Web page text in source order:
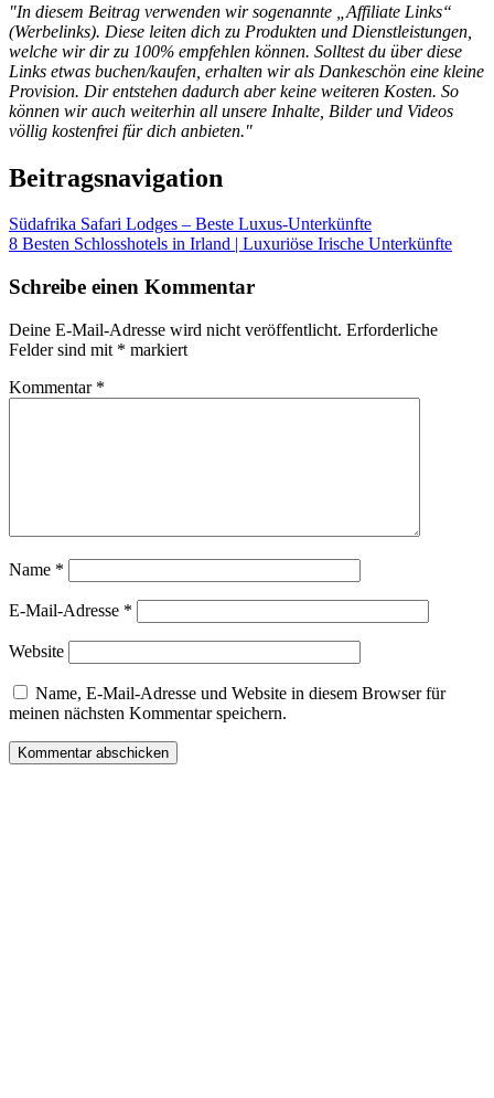
"In diesem Beitrag verwenden wir sogenannte „Affiliate Links“
(Werbelinks). Diese leiten dich zu Produkten und Dienstleistungen,
welche wir dir zu 100% empfehlen können. Solltest du über diese
Links etwas buchen/kaufen, erhalten wir als Dankeschön eine kleine
Provision. Dir entstehen dadurch aber keine weiteren Kosten. So
können wir auch weiterhin all unsere Inhalte, Bilder und Videos
völlig kostenfrei für dich anbieten."
Beitragsnavigation
Südafrika Safari Lodges – Beste Luxus-Unterkünfte
8 Besten Schlosshotels in Irland | Luxuriöse Irische Unterkünfte
Schreibe einen Kommentar
Deine E-Mail-Adresse wird nicht veröffentlicht. Erforderliche
Felder sind mit * markiert
Kommentar *
Name *
E-Mail-Adresse *
Website
Name, E-Mail-Adresse und Website in diesem Browser für
meinen nächsten Kommentar speichern.